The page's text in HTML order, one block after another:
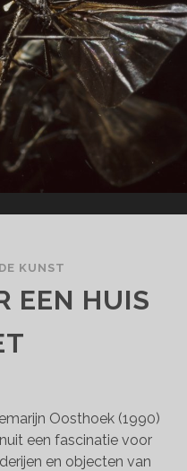
KUNST
EEN HUIS
Oosthoek (1990)
een fascinatie voor
en objecten van